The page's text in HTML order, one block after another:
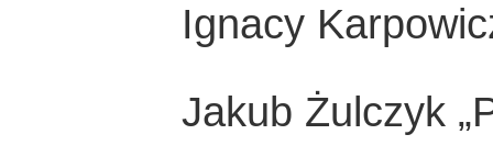
Ignacy
Jakub Żulczyk